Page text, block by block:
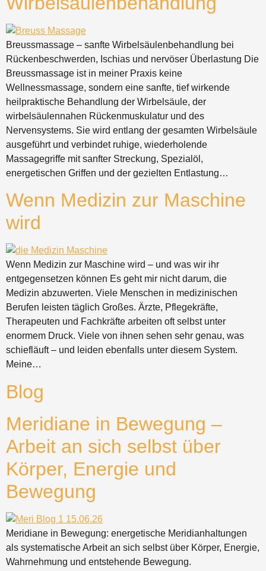
Breussmassage – sanfte Wirbelsäulenbehandlung bei
Rückenbeschwerden, Ischias und nervöser Überlastung Die
Breussmassage ist in meiner Praxis keine
Wellnessmassage, sondern eine sanfte, tief wirkende
heilpraktische Behandlung der Wirbelsäule, der
wirbelsäulennahen Rückenmuskulatur und des
Nervensystems. Sie wird entlang der gesamten Wirbelsäule
ausgeführt und verbindet ruhige, wiederholende
Massagegriffe mit sanfter Streckung, Spezialöl,
energetischen Griffen und der gezielten Entlastung…
Wenn Medizin zur Maschine
wird
Wenn Medizin zur Maschine wird – und was wir ihr
entgegensetzen können Es geht mir nicht darum, die
Medizin abzuwerten. Viele Menschen in medizinischen
Berufen leisten täglich Großes. Ärzte, Pflegekräfte,
Therapeuten und Fachkräfte arbeiten oft selbst unter
enormem Druck. Viele von ihnen sehen sehr genau, was
schiefläuft – und leiden ebenfalls unter diesem System.
Meine…
Blog
Meridiane in Bewegung –
Arbeit an sich selbst über
Körper, Energie und
Bewegung
Meridiane in Bewegung: energetische Meridianhaltungen
als systematische Arbeit an sich selbst über Körper, Energie,
Wahrnehmung und entstehende Bewegung.